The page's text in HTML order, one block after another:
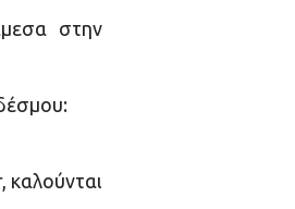
στην
καλούνται